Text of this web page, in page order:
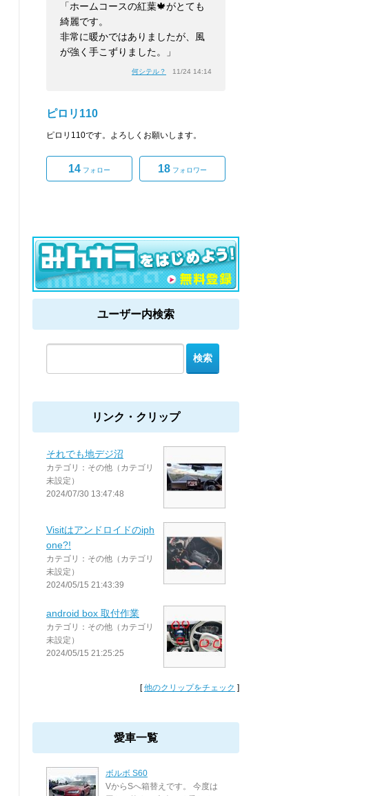
「ホームコースの紅葉🍁がとても
綺麗です。
非常に暖かではありましたが、風
が強く手こずりました。」
何シテル？ 11/24 14:14
ピロリ110
ピロリ110です。よろしくお願いします。
14 フォロー 18 フォロワー
ユーザー内検索
リンク・クリップ
それでも地デジ沼
カテゴリ：その他（カテゴリ
未設定）
2024/07/30 13:47:48
Visitはアンドロイドのiph
one?!
カテゴリ：その他（カテゴリ
未設定）
2024/05/15 21:43:39
android box 取付作業
カテゴリ：その他（カテゴリ
未設定）
2024/05/15 21:25:25
[他のクリップをチェック ]
愛車一覧
ボルボ S60
VからSへ箱替えです。 今度は